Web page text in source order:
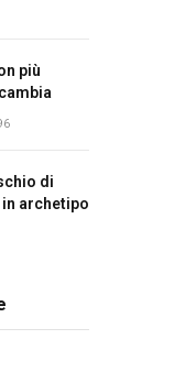
più
di
archetipo